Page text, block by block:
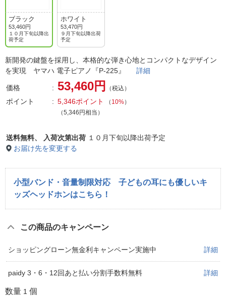
ブラック
53,460円
１０月下旬以降出
荷予定
ホワイト
53,470円
９月下旬以降出荷
予定
新開発の鍵盤を採用し、本格的な弾き心地とコンパクトなデザイン
を実現 ヤマハ 電子ピアノ『P-225』 詳細
価格 53,460円 （税込）
ポイント 5,346ポイント （ 10%）
（5,346円相当）
送料無料、 入荷次第出荷 １０月下旬以降出荷予定
お届け先を変更する
小型バンド・音量制限対応 子どもの耳にも優しいキ
ッズヘッドホンはこちら！
この商品のキャンペーン
ショッピングローン無金利キャンペーン実施中 詳細
paidy 3・6・12回あと払い分割手数料無料 詳細
数量 1 個